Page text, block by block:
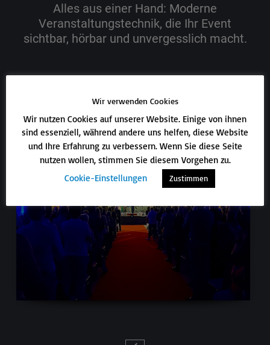
Alles aus einer Hand: Moderne
Veranstaltungstechnik, die Ihr Event
sichtbar, hörbar und unvergesslich macht.
Wir verwenden Cookies
Wir nutzen Cookies auf unserer Website. Einige von ihnen
sind essenziell, während andere uns helfen, diese Website
und Ihre Erfahrung zu verbessern. Wenn Sie diese Seite
nutzen wollen, stimmen Sie diesem Vorgehen zu.
Cookie-Einstellungen
Zustimmen